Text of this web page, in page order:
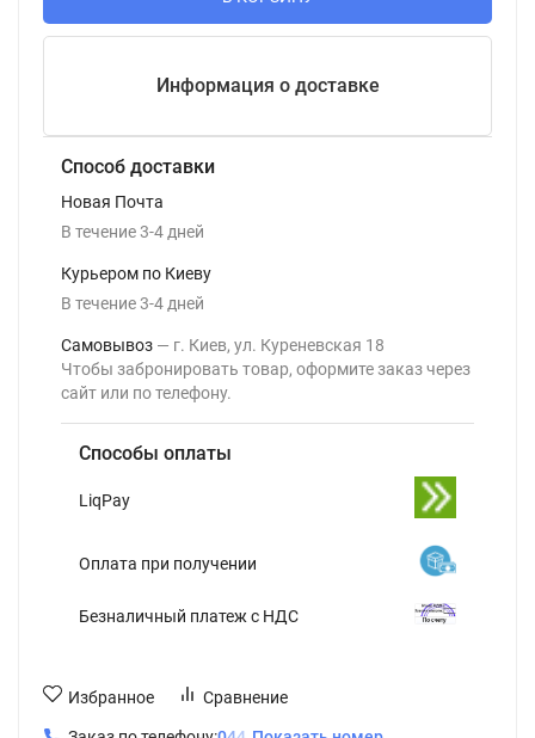
Информация о доставке
Способ доставки
Новая Почта
В течение3-4 дней
Курьером по Киеву
В течение3-4 дней
Самовывоз
г. Киев, ул. Куреневская 18
Чтобы забронировать товар, оформите заказ через
сайт или по телефону.
Способы оплаты
LiqPay
Оплата при получении
Безналичный платеж с НДС
Избранное Сравнение